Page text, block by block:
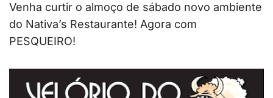
Venha curtir o almoço de sábado novo ambiente
do Nativa’s Restaurante! Agora com
PESQUEIRO!